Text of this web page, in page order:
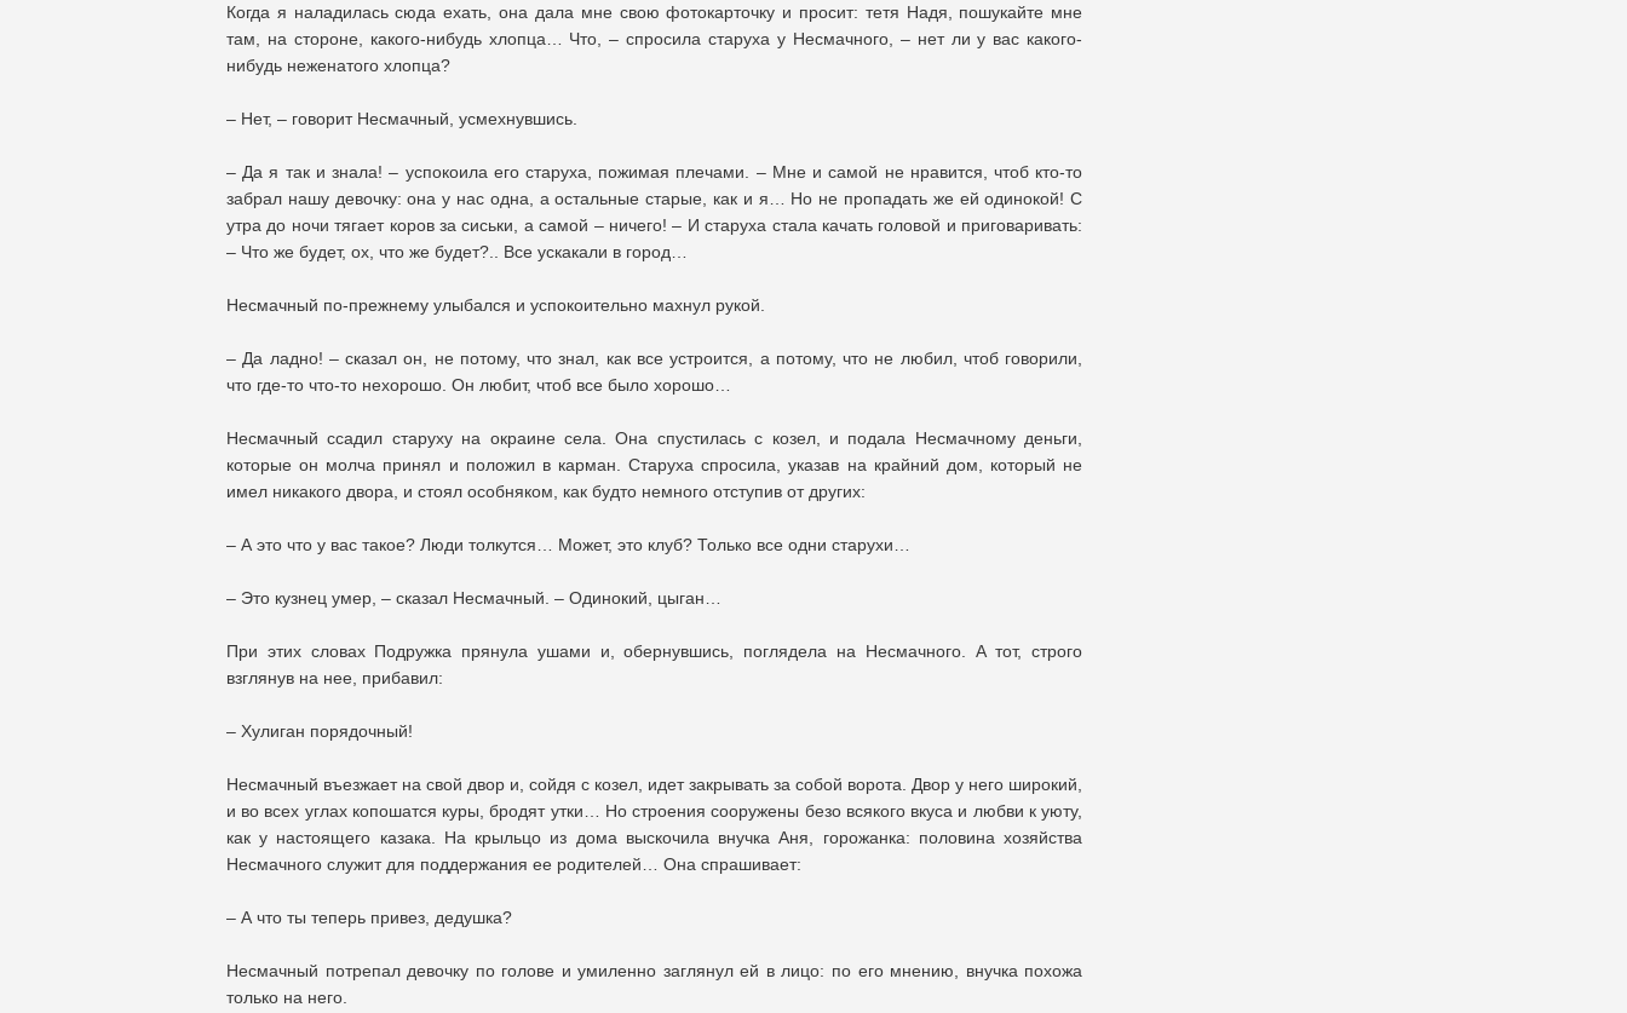
Когда я наладилась сюда ехать, она дала мне свою фотокарточку и просит: тетя Надя, пошукайте мне
там, на стороне, какого-нибудь хлопца… Что, – спросила старуха у Несмачного, – нет ли у вас какого-
нибудь неженатого хлопца?
– Нет, – говорит Несмачный, усмехнувшись.
– Да я так и знала! – успокоила его старуха, пожимая плечами. – Мне и самой не нравится, чтоб кто-то
забрал нашу девочку: она у нас одна, а остальные старые, как и я… Но не пропадать же ей одинокой! С
утра до ночи тягает коров за сиськи, а самой – ничего! – И старуха стала качать головой и приговаривать:
– Что же будет, ох, что же будет?.. Все ускакали в город…
Несмачный по-прежнему улыбался и успокоительно махнул рукой.
– Да ладно! – сказал он, не потому, что знал, как все устроится, а потому, что не любил, чтоб говорили,
что где-то что-то нехорошо. Он любит, чтоб все было хорошо…
Несмачный ссадил старуху на окраине села. Она спустилась с козел, и подала Несмачному деньги,
которые он молча принял и положил в карман. Старуха спросила, указав на крайний дом, который не
имел никакого двора, и стоял особняком, как будто немного отступив от других:
– А это что у вас такое? Люди толкутся… Может, это клуб? Только все одни старухи…
– Это кузнец умер, – сказал Несмачный. – Одинокий, цыган…
При этих словах Подружка прянула ушами и, обернувшись, поглядела на Несмачного. А тот, строго
взглянув на нее, прибавил:
– Хулиган порядочный!
Несмачный въезжает на свой двор и, сойдя с козел, идет закрывать за собой ворота. Двор у него широкий,
и во всех углах копошатся куры, бродят утки… Но строения сооружены безо всякого вкуса и любви к уюту,
как у настоящего казака. На крыльцо из дома выскочила внучка Аня, горожанка: половина хозяйства
Несмачного служит для поддержания ее родителей… Она спрашивает:
– А что ты теперь привез, дедушка?
Несмачный потрепал девочку по голове и умиленно заглянул ей в лицо: по его мнению, внучка похожа
только на него.